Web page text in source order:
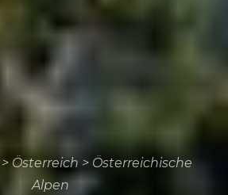
>Österreich > Österreichische
Alpen